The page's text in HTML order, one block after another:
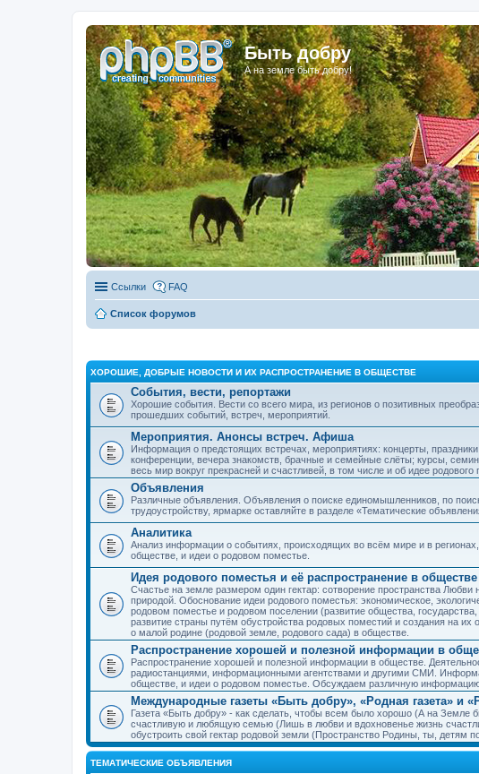
Быть добру
А на земле быть добру!
Ссылки FAQ
Список форумов
ХОРОШИЕ, ДОБРЫЕ НОВОСТИ И ИХ РАСПРОСТРАНЕНИЕ В ОБЩЕСТВЕ
События, вести, репортажи
Хорошие события. Вести со всего мира, из регионов о позитивных
прошедших событий, встреч, мероприятий.
Мероприятия. Анонсы встреч. Афиша
Информация о предстоящих встречах, мероприятиях: концерты,
конференции, вечера знакомств, брачные и семейные слёты; курсы,
весь мир вокруг прекрасней и счастливей, в том числе и об идее
Объявления
Различные объявления. Объявления о поиске единомышленников, по
трудоустройству, ярмарке оставляйте в разделе «Тематические
Аналитика
Анализ информации о событиях, происходящих во всём мире и в
обществе, и идеи о родовом поместье.
Идея родового поместья и её распространение в обществе
Счастье на земле размером один гектар: сотворение пространства Любви
природой. Обоснование идеи родового поместья: экономическое,
родовом поместье и родовом поселении (развитие общества, государства,
развитие страны путём обустройства родовых поместий и создания на
о малой родине (родовой земле, родового сада) в обществе.
Распространение хорошей и полезной информации в
Распространение хорошей и полезной информации в обществе.
радиостанциями, информационными агентствами и другими СМИ.
обществе, и идеи о родовом поместье. Обсуждаем различную
Международные газеты «Быть добру», «Родная газета» и
Газета «Быть добру» - как сделать, чтобы всем было хорошо (А на Земле
счастливую и любящую семью (Лишь в любви и вдохновенье жизнь
обустроить свой гектар родовой земли (Пространство Родины, ты, детям
ТЕМАТИЧЕСКИЕ ОБЪЯВЛЕНИЯ